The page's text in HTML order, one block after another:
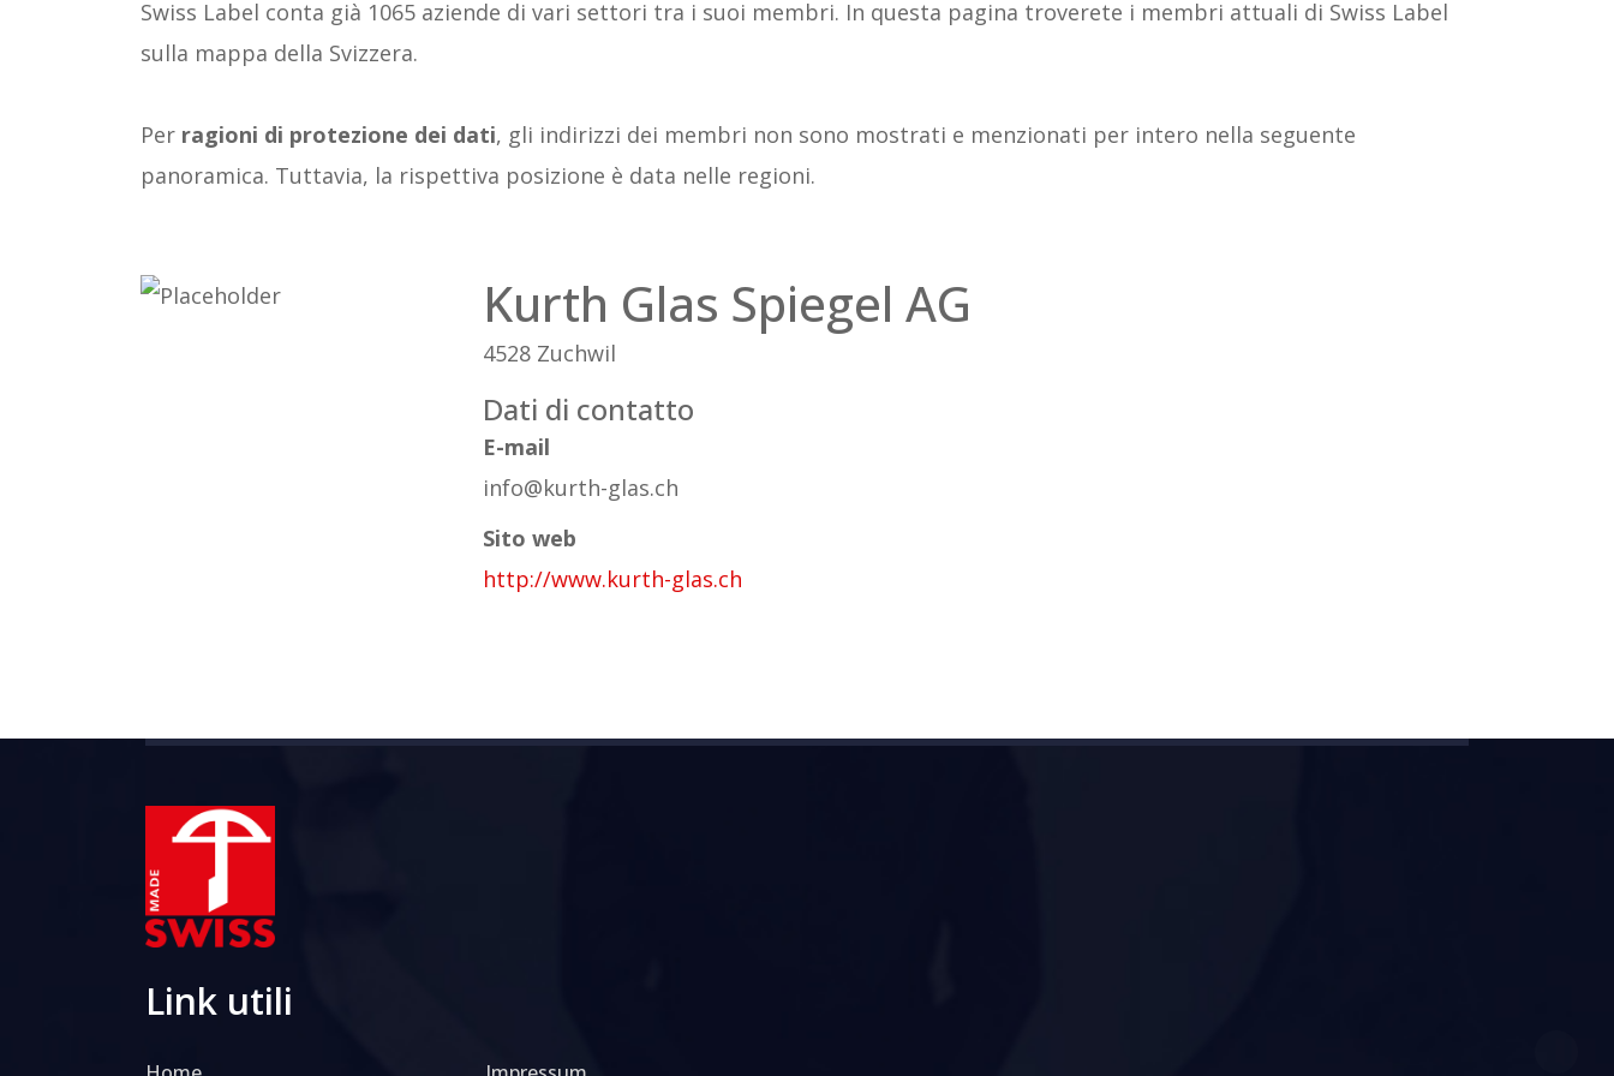
Swiss Label conta già 1065 aziende di vari settori tra i suoi membri. In questa pagina troverete i membri attuali di Swiss Label
sulla mappa della Svizzera.
Per ragioni di protezione dei dati, gli indirizzi dei membri non sono mostrati e menzionati per intero nella seguente
panoramica. Tuttavia, la rispettiva posizione è data nelle regioni.
Kurth Glas Spiegel AG
4528 Zuchwil
Dati di contatto
E-mail
info@kurth-glas.ch
Sito web
http://www.kurth-glas.ch
Link utili